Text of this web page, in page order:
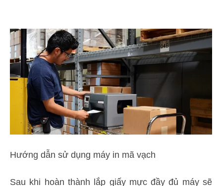
Hướng dẫn sử dụng máy in mã vạch
Sau khi hoàn thành lắp giấy mực đầy đủ máy sẽ